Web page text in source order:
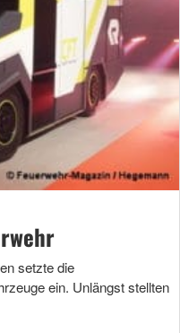
setzte die
ein. Unlängst stellten